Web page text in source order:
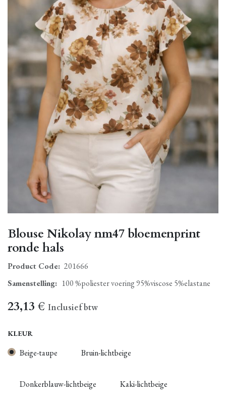
Blouse Nikolay nm47 bloemenprint
ronde hals
Product Code: 201666
Samenstelling: 100 %poliester voering 95%viscose 5%elastane
23,13 € Inclusief btw
KLEUR
Beige-taupe Bruin-lichtbeige
Donkerblauw-lichtbeige Kaki-lichtbeige